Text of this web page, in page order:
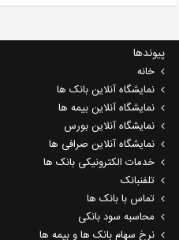
پیوندها
خانه
نمایشگاه آنلاین بانک ها
نمایشگاه آنلاین بیمه ها
نمایشگاه آنلاین بورس
نمایشگاه آنلاین صرافی ها
خدمات الکترونیکی بانک ها
تلفنبانک
تماس با بانک ها
محاسبه سود بانکی
نرخ سهام بانک ها و بیمه ها